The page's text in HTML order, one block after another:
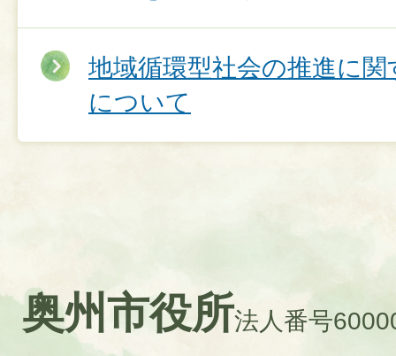
地域循環型社会の推進に
について
奥州市役所法人番号